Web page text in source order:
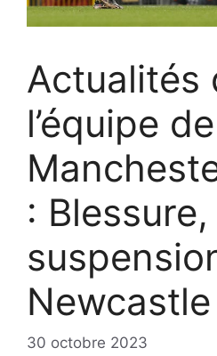
Actualités
l’équipe de
:
30 octobre 2023